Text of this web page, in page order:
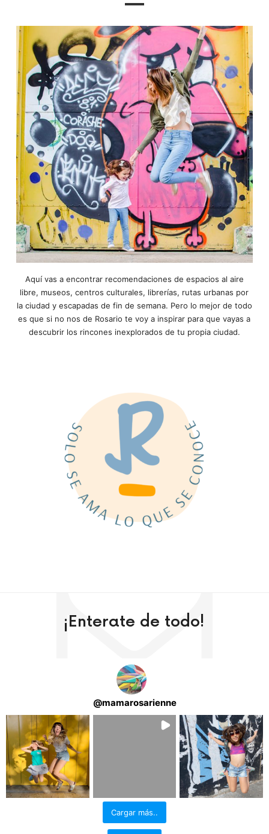
Aquí vas a encontrar recomendaciones de espacios al aire
libre, museos, centros culturales, librerías, rutas urbanas por
la ciudad y escapadas de fin de semana. Pero lo mejor de todo
es que si no nos de Rosario te voy a inspirar para que vayas a
descubrir los rincones inexplorados de tu propia ciudad.
¡Enterate de todo!
@mamarosarienne
Cargar más..